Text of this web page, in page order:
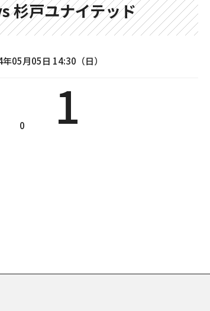
杉戸ユナイテッド
05月05日 14:30（日）
0 1